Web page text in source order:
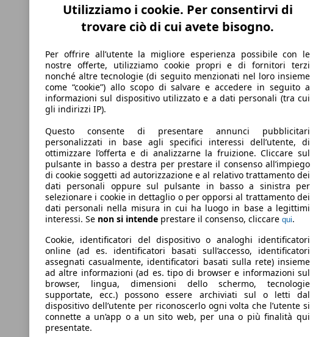
Utilizziamo i cookie. Per consentirvi di
trovare ciò di cui avete bisogno.
Per offrire all’utente la migliore esperienza possibile con le
nostre offerte, utilizziamo cookie propri e di fornitori terzi
nonché altre tecnologie (di seguito menzionati nel loro insieme
come “cookie”) allo scopo di salvare e accedere in seguito a
informazioni sul dispositivo utilizzato e a dati personali (tra cui
gli indirizzi IP).
Questo consente di presentare annunci pubblicitari
personalizzati in base agli specifici interessi dell’utente, di
ottimizzare l’offerta e di analizzarne la fruizione. Cliccare sul
pulsante in basso a destra per prestare il consenso all’impiego
di cookie soggetti ad autorizzazione e al relativo trattamento dei
dati personali oppure sul pulsante in basso a sinistra per
selezionare i cookie in dettaglio o per opporsi al trattamento dei
dati personali nella misura in cui ha luogo in base a legittimi
interessi. Se non si intende prestare il consenso, cliccare qui.
Cookie, identificatori del dispositivo o analoghi identificatori
online (ad es. identificatori basati sull’accesso, identificatori
assegnati casualmente, identificatori basati sulla rete) insieme
ad altre informazioni (ad es. tipo di browser e informazioni sul
browser, lingua, dimensioni dello schermo, tecnologie
supportate, ecc.) possono essere archiviati sul o letti dal
dispositivo dell’utente per riconoscerlo ogni volta che l’utente si
connette a un’app o a un sito web, per una o più finalità qui
presentate.